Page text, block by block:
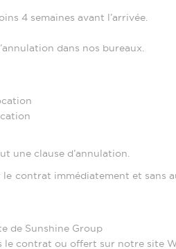
4 semaines avant l’arrivée.
dans nos bureaux.
une clause d’annulation.
contrat immédiatement et sans
de Sunshine Group
le contrat ou offert sur notre site